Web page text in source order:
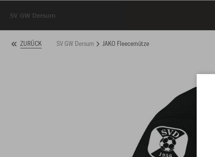
SV GW Dersum
ZURÜCK SV GW Dersum JAKO Fleecemütze